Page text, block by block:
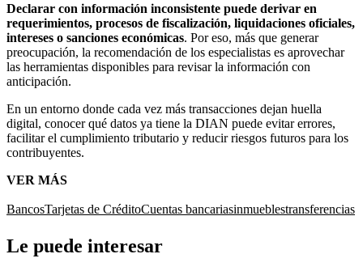
Declarar con información inconsistente puede derivar en
requerimientos, procesos de fiscalización, liquidaciones oficiales,
intereses o sanciones económicas. Por eso, más que generar
preocupación, la recomendación de los especialistas es aprovechar
las herramientas disponibles para revisar la información con
anticipación.
En un entorno donde cada vez más transacciones dejan huella
digital, conocer qué datos ya tiene la DIAN puede evitar errores,
facilitar el cumplimiento tributario y reducir riesgos futuros para los
contribuyentes.
VER MÁS
BancosTarjetas de CréditoCuentas bancariasinmueblestransferencias
Le puede interesar